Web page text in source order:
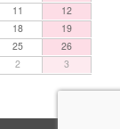
11
12
18
19
25
26
2 3